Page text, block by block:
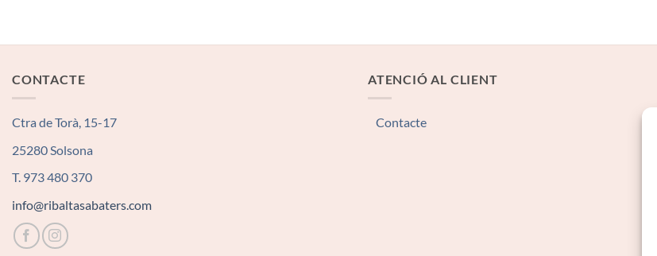
CONTACTE
Ctra de Torà, 15-17
25280 Solsona
T. 973 480 370
info@ribaltasabaters.com
ATENCIÓ AL CLIENT
Contacte